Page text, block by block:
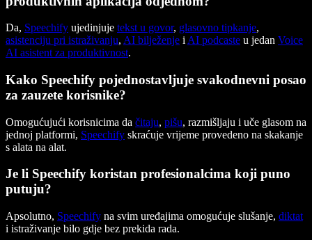
Da, Speechify ujedinjuje tekst u govor, glasovno tipkanje,
asistenciju pri istraživanju, AI bilježenje i AI podcaste u jedan Voice
AI asistent za produktivnost.
Kako Speechify pojednostavljuje svakodnevni posao
za zauzete korisnike?
Omogućujući korisnicima da čitaju, pišu, razmišljaju i uče glasom na
jednoj platformi, Speechify skraćuje vrijeme provedeno na skakanje
s alata na alat.
Je li Speechify koristan profesionalcima koji puno
putuju?
Apsolutno, Speechify na svim uređajima omogućuje slušanje, diktat
i istraživanje bilo gdje bez prekida rada.